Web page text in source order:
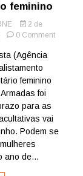
feminino
2 de
0 Commenton
(Agência
feminino
foi
para as
vai
Podem se
ano de...